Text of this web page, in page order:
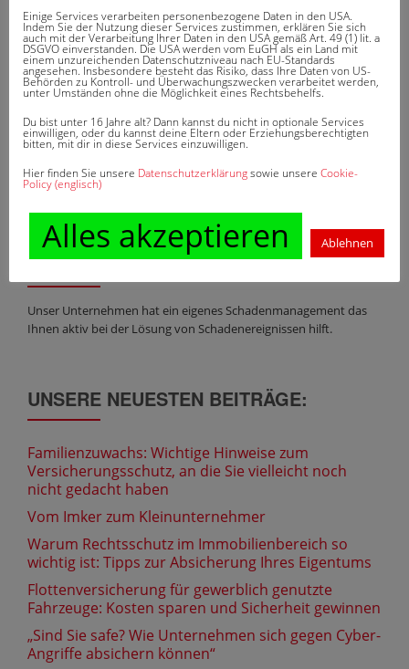
INTERESSIEREN
Keine ähnlichen Artikel gefunden.
WUSSTEN SIE SCHON?
Unser Unternehmen hat ein eigenes Schadenmanagement das
Ihnen aktiv bei der Lösung von Schadenereignissen hilft.
UNSERE NEUESTEN BEITRÄGE:
Familienzuwachs: Wichtige Hinweise zum
Versicherungsschutz, an die Sie vielleicht noch
nicht gedacht haben
Vom Imker zum Kleinunternehmer
Warum Rechtsschutz im Immobilienbereich so
wichtig ist: Tipps zur Absicherung Ihres Eigentums
Flottenversicherung für gewerblich genutzte
Fahrzeuge: Kosten sparen und Sicherheit gewinnen
„Sind Sie safe? Wie Unternehmen sich gegen Cyber-
Angriffe absichern können“
Einige Services verarbeiten personenbezogene Daten in den USA.
Indem Sie der Nutzung dieser Services zustimmen, erklären Sie sich
auch mit der Verarbeitung Ihrer Daten in den USA gemäß Art. 49 (1) lit. a
DSGVO einverstanden. Die USA werden vom EuGH als ein Land mit
einem unzureichenden Datenschutzniveau nach EU-Standards
angesehen. Insbesondere besteht das Risiko, dass Ihre Daten von US-
Behörden zu Kontroll- und Überwachungszwecken verarbeitet werden,
unter Umständen ohne die Möglichkeit eines Rechtsbehelfs.
Du bist unter 16 Jahre alt? Dann kannst du nicht in optionale Services
einwilligen, oder du kannst deine Eltern oder Erziehungsberechtigten
bitten, mit dir in diese Services einzuwilligen.
Hier finden Sie unsere Datenschutzerklärungsowie unsere Cookie-
Policy (englisch)
Alles akzeptieren Ablehnen